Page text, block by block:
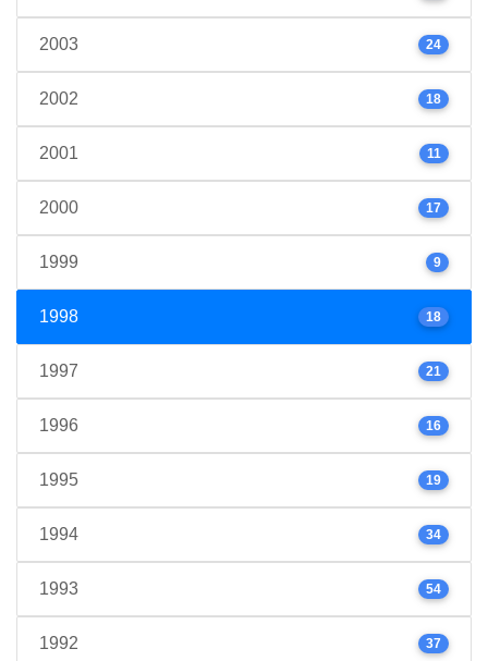
2003 24
2002 18
2001 11
2000 17
1999 9
1998 18
1997 21
1996 16
1995 19
1994 34
1993 54
1992 37